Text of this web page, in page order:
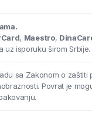
funkcionalnost,
svaki dan ili kao
, Maestro,
uz isporuku širom Srbije.
sa Zakonom o zaštiti
Povrat je